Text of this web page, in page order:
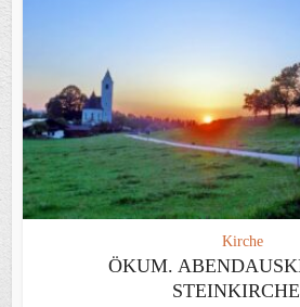
Kirche
ÖKUM.